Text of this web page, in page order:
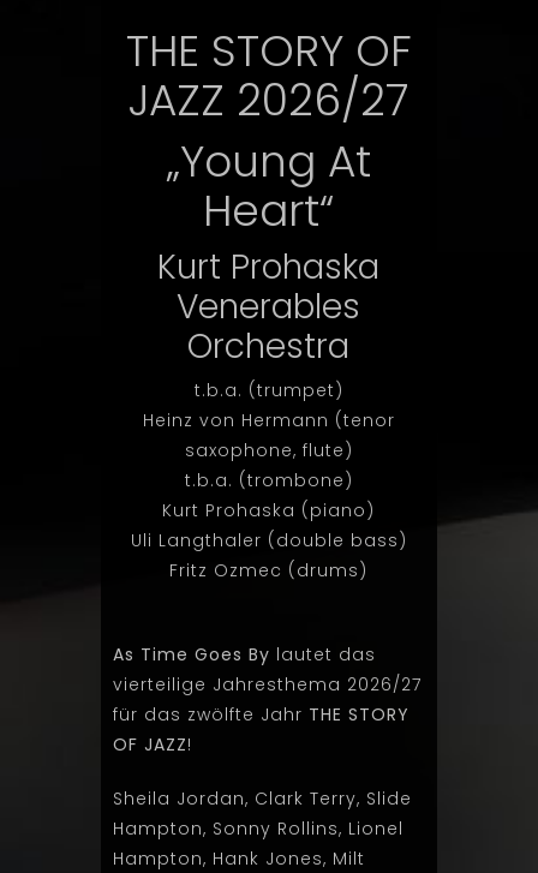
THE STORY OF
JAZZ 2026/27
„Young At
Heart“
Kurt Prohaska
Venerables
Orchestra
t.b.a. (trumpet)
Heinz von Hermann (tenor
saxophone, flute)
t.b.a. (trombone)
Kurt Prohaska (piano)
Uli Langthaler (double bass)
Fritz Ozmec (drums)
As Time Goes By lautet das
vierteilige Jahresthema 2026/27
für das zwölfte Jahr THE STORY
OF JAZZ!
Sheila Jordan, Clark Terry, Slide
Hampton, Sonny Rollins, Lionel
Hampton, Hank Jones, Milt